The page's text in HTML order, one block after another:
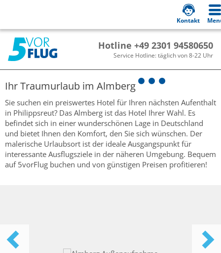
Hotline +49 2301 94580650
Service Hotline: täglich von 8-22 Uhr
Kontakt
Ihr Traumurlaub im Almberg
Sie suchen ein preiswertes Hotel für Ihren nächsten Aufenthalt
in Philippsreut? Das Almberg ist das Hotel Ihrer Wahl. Es
befindet sich in einer wunderschönen Lage in Deutschland
und bietet Ihnen den Komfort, den Sie sich wünschen. Der
malerische Urlaubsort ist der ideale Ausgangspunkt für
interessante Ausflugsziele in der näheren Umgebung. Bequem
auf 5vorFlug buchen und von günstigen Preisen profitieren!